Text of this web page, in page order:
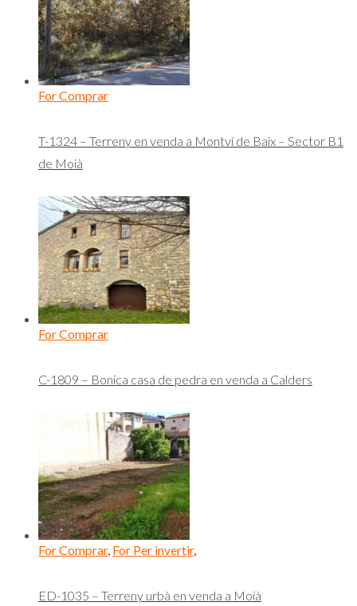
For Comprar
T-1324 – Terreny en venda a Montví de Baix – Sector B1
de Moià
For Comprar
C-1809 – Bonica casa de pedra en venda a Calders
For Comprar, For Per invertir,
ED-1035 – Terreny urbà en venda a Moià